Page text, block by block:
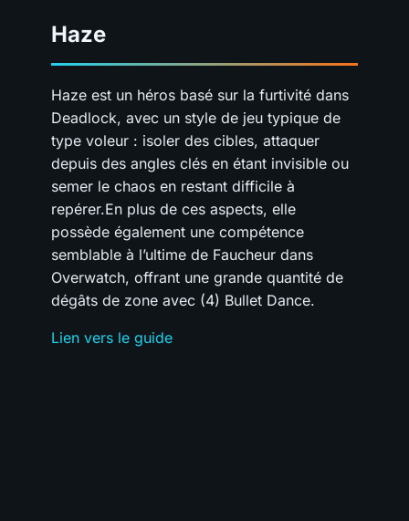
Haze
Haze est un héros basé sur la furtivité dans
Deadlock, avec un style de jeu typique de
type voleur : isoler des cibles, attaquer
depuis des angles clés en étant invisible ou
semer le chaos en restant difficile à
repérer.En plus de ces aspects, elle
possède également une compétence
semblable à l’ultime de Faucheur dans
Overwatch, offrant une grande quantité de
dégâts de zone avec (4) Bullet Dance.
Lien vers le guide